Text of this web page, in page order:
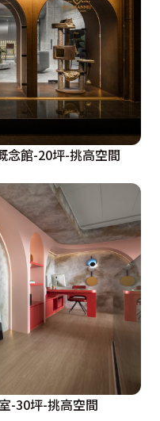
念館-20坪-挑高空間
-30坪-挑高空間